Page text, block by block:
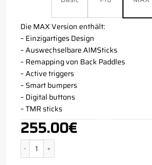
Die MAX Version enthält:
– Einzigartiges Design
– Auswechselbare AIMSticks
– Remapping von Back Paddles
– Active triggers
– Smart bumpers
– Digital buttons
– TMR sticks
255.00€
Shadow Grey PS5 Aim Controller Menge